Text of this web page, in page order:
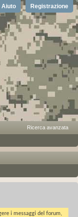
Registrazione
Aiuto
Ricerca avanzata
i messaggi del forum,